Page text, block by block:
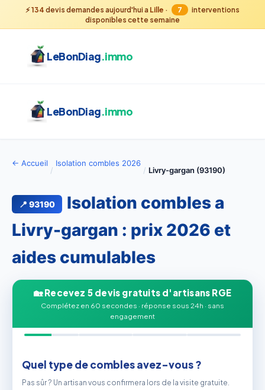
⚡134 devis demandes aujourd'hui a Lille · 7
interventions
disponibles cette semaine
LeBonDiag.immo
LeBonDiag.immo
← Accueil
/
Isolation combles 2026
/ Livry-gargan (93190)
📍 93190
Isolation combles a
Livry-gargan : prix 2026 et
aides cumulables
🏡 Recevez 5 devis gratuits d'artisans RGE
Complétez en 60 secondes · réponse sous 24h · sans
engagement
Quel type de combles avez-vous ?
Pas sûr ? Un artisan vous confirmera lors de la visite gratuite.